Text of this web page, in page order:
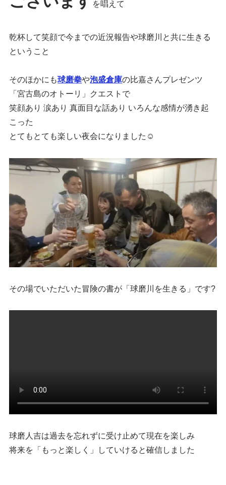
を唱えて
乾杯して笑顔で今までの近況報告や球磨川と共に生きる
ということ
そのほかにも球磨拳や泡盛倉庫の比嘉さんプレゼンツ
「宮古島のオトーリ」クエストで
笑顔あり 涙あり 真面目な話あり いろんな感情が湧き起
こった
とてもとても楽しい夜会になりました☺️
その場でいただいた冒険の書が「球磨川を生きる」です?
球磨人吉は過去を忘れずに受け止めて現在を楽しみ
将来を「もっと楽しく」していけると確信しました